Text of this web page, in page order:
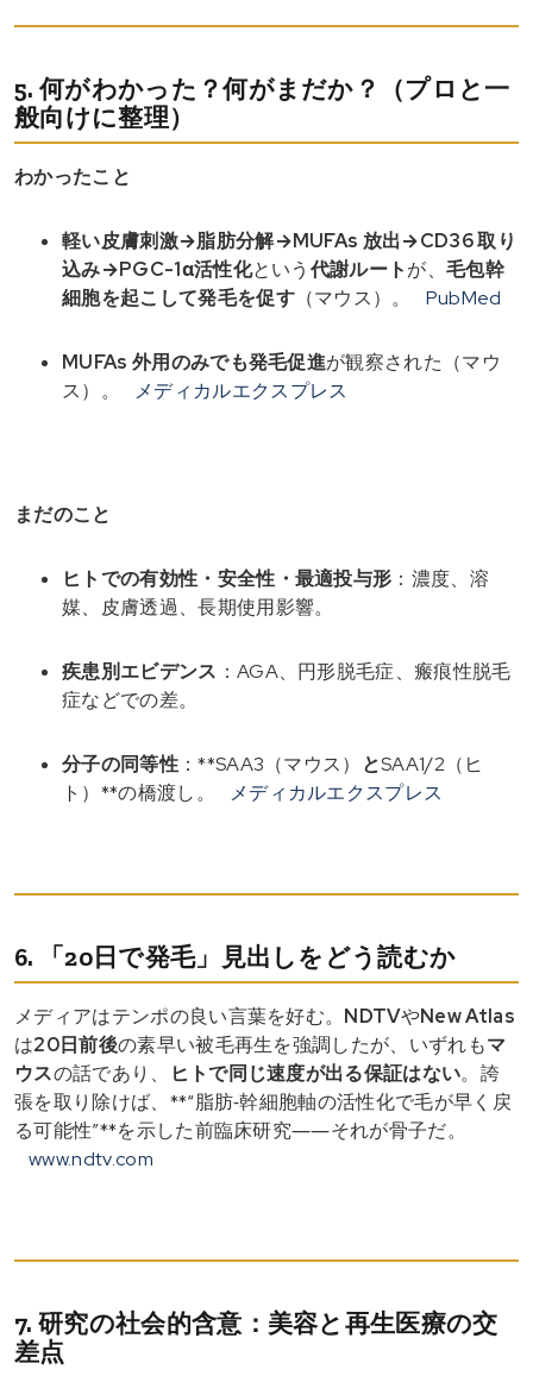
5. 何がわかった？何がまだか？（プロと一
般向けに整理）
わかったこと
軽い皮膚刺激→脂肪分解→MUFAs 放出→CD36 取り
込み→PGC-1α活性化という 代謝ルートが、毛包幹
細胞を起こして発毛を促す（マウス）。 PubMed
MUFAs 外用のみでも発毛促進が観察された（マウ
ス）。
メディカルエクスプレス
まだのこと
ヒトでの有効性・安全性・最適投与形 ：濃度、溶
媒、皮膚透過、長期使用影響。
疾患別エビデンス ：AGA、円形脱毛症、瘢痕性脱毛
症などでの差。
分子の同等性：**SAA3（マウス） とSAA1/2（ヒ
ト）**の橋渡し。
メディカルエクスプレス
6. 「20日で発毛」見出しをどう読むか
メディアはテンポの良い言葉を好む。 NDTVやNew Atlas
は20日前後の素早い被毛再生を強調したが、いずれもマ
ウスの話であり、 ヒトで同じ速度が出る保証はない。誇
張を取り除けば、**“脂肪‐幹細胞軸の活性化で毛が早く戻
る可能性”**を示した前臨床研究――それが骨子だ。
www.ndtv.com
7. 研究の社会的含意：美容と再生医療の交
差点